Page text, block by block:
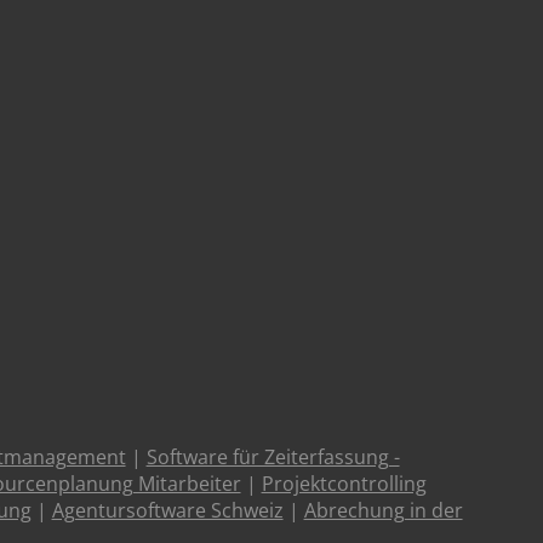
| Software für Zeiterfassung -
Mitarbeiter | Projektcontrolling
| Agentursoftware Schweiz | Abrechung in der